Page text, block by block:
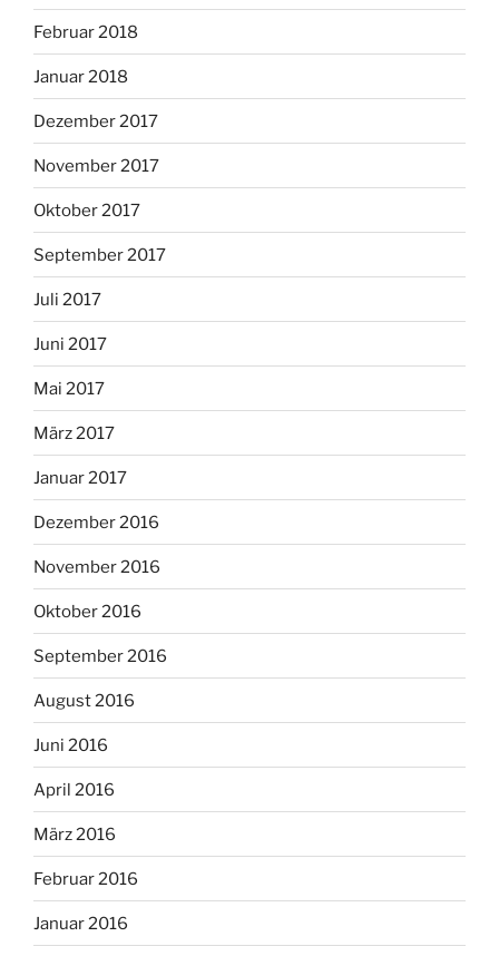
Februar 2018
Januar 2018
Dezember 2017
November 2017
Oktober 2017
September 2017
Juli 2017
Juni 2017
Mai 2017
März 2017
Januar 2017
Dezember 2016
November 2016
Oktober 2016
September 2016
August 2016
Juni 2016
April 2016
März 2016
Februar 2016
Januar 2016